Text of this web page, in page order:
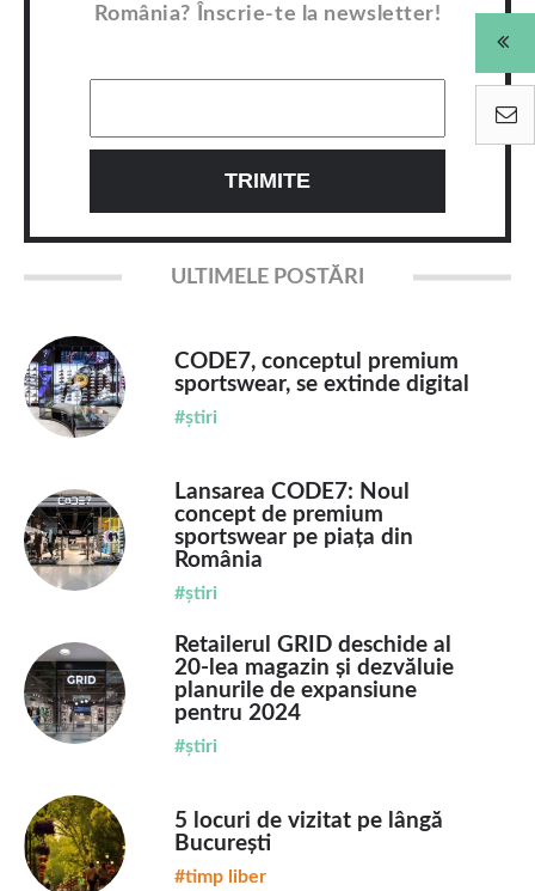
România? Înscrie-te la newsletter!
ULTIMELE POSTĂRI
CODE7, conceptul premium
sportswear, se extinde digital
#știri
Lansarea CODE7: Noul
concept de premium
sportswear pe piața din
România
#știri
Retailerul GRID deschide al
20-lea magazin și dezvăluie
planurile de expansiune
pentru 2024
#știri
5 locuri de vizitat pe lângă
București
#timp liber